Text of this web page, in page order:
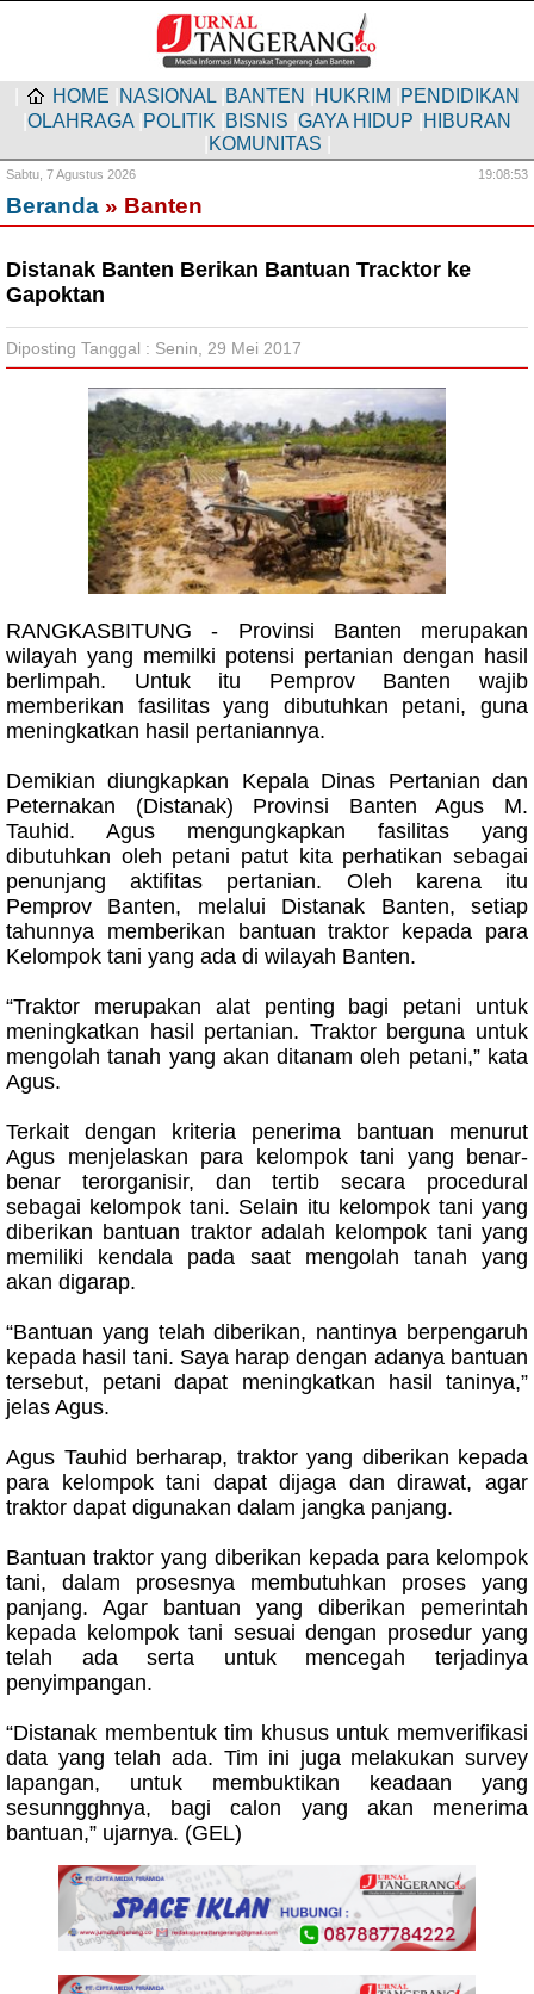
HOME NASIONAL BANTEN HUKRIM PENDIDIKAN
OLAHRAGA POLITIK BISNIS GAYA HIDUP HIBURAN
KOMUNITAS
Sabtu, 7 Agustus 2026 19:08:54
Beranda » Banten
Distanak Banten Berikan Bantuan Tracktor ke
Gapoktan
Diposting Tanggal : Senin, 29 Mei 2017
RANGKASBITUNG - Provinsi Banten merupakan
wilayah yang memilki potensi pertanian dengan hasil
berlimpah. Untuk itu Pemprov Banten wajib
memberikan fasilitas yang dibutuhkan petani, guna
meningkatkan hasil pertaniannya.
Demikian diungkapkan Kepala Dinas Pertanian dan
Peternakan (Distanak) Provinsi Banten Agus M.
Tauhid. Agus mengungkapkan fasilitas yang
dibutuhkan oleh petani patut kita perhatikan sebagai
penunjang aktifitas pertanian. Oleh karena itu
Pemprov Banten, melalui Distanak Banten, setiap
tahunnya memberikan bantuan traktor kepada para
Kelompok tani yang ada di wilayah Banten.
“Traktor merupakan alat penting bagi petani untuk
meningkatkan hasil pertanian. Traktor berguna untuk
mengolah tanah yang akan ditanam oleh petani,” kata
Agus.
Terkait dengan kriteria penerima bantuan menurut
Agus menjelaskan para kelompok tani yang benar-
benar terorganisir, dan tertib secara procedural
sebagai kelompok tani. Selain itu kelompok tani yang
diberikan bantuan traktor adalah kelompok tani yang
memiliki kendala pada saat mengolah tanah yang
akan digarap.
“Bantuan yang telah diberikan, nantinya berpengaruh
kepada hasil tani. Saya harap dengan adanya bantuan
tersebut, petani dapat meningkatkan hasil taninya,”
jelas Agus.
Agus Tauhid berharap, traktor yang diberikan kepada
para kelompok tani dapat dijaga dan dirawat, agar
traktor dapat digunakan dalam jangka panjang.
Bantuan traktor yang diberikan kepada para kelompok
tani, dalam prosesnya membutuhkan proses yang
panjang. Agar bantuan yang diberikan pemerintah
kepada kelompok tani sesuai dengan prosedur yang
telah ada serta untuk mencegah terjadinya
penyimpangan.
“Distanak membentuk tim khusus untuk memverifikasi
data yang telah ada. Tim ini juga melakukan survey
lapangan, untuk membuktikan keadaan yang
sesunngghnya, bagi calon yang akan menerima
bantuan,” ujarnya. (GEL)